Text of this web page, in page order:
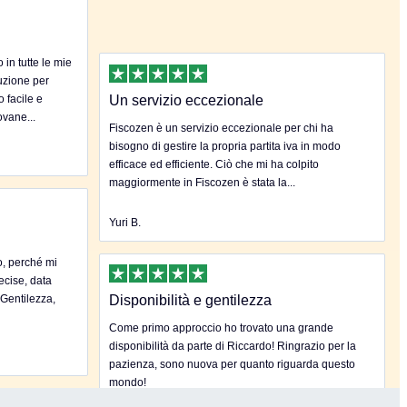
in tutte le mie
per
facile e
Un servizio eccezionale
Fiscozen è un servizio eccezionale per chi ha
bisogno di gestire la propria partita iva in modo
efficace ed efficiente. Ciò che mi ha colpito
maggiormente in Fiscozen è stata la...
Yuri B.
perché mi
data
Disponibilità e gentilezza
Come primo approccio ho trovato una grande
disponibilità da parte di Riccardo! Ringrazio per la
pazienza, sono nuova per quanto riguarda questo
mondo!